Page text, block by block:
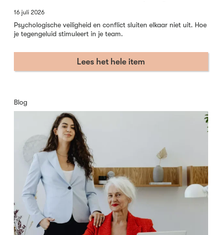
16 juli 2026
Psychologische veiligheid en conflict sluiten elkaar niet uit. Hoe
je tegengeluid stimuleert in je team.
Lees het hele item
Blog